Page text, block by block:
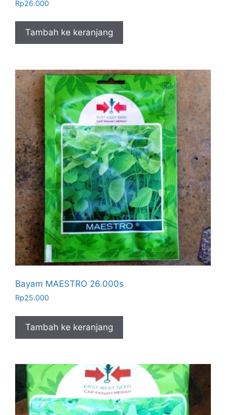
Rp26.000
Tambah ke keranjang
Bayam MAESTRO 26.000s
Rp25.000
Tambah ke keranjang